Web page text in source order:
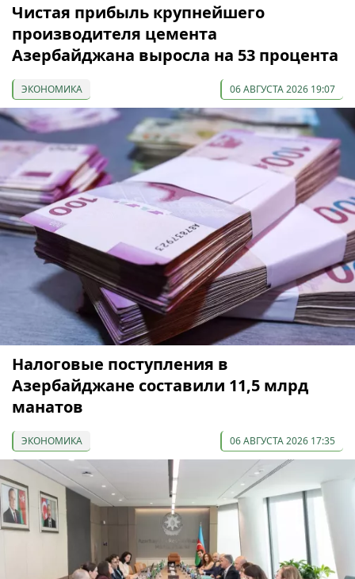
Чистая прибыль крупнейшего
производителя цемента
Азербайджана выросла на 53 процента
ЭКОНОМИКА 06 АВГУСТА 2026 19:07
Налоговые поступления в
Азербайджане составили 11,5 млрд
манатов
ЭКОНОМИКА 06 АВГУСТА 2026 17:35